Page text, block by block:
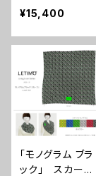
フ ■配送まで
3週間
¥15,400
「モノグラム ブラ
ック」 スカー